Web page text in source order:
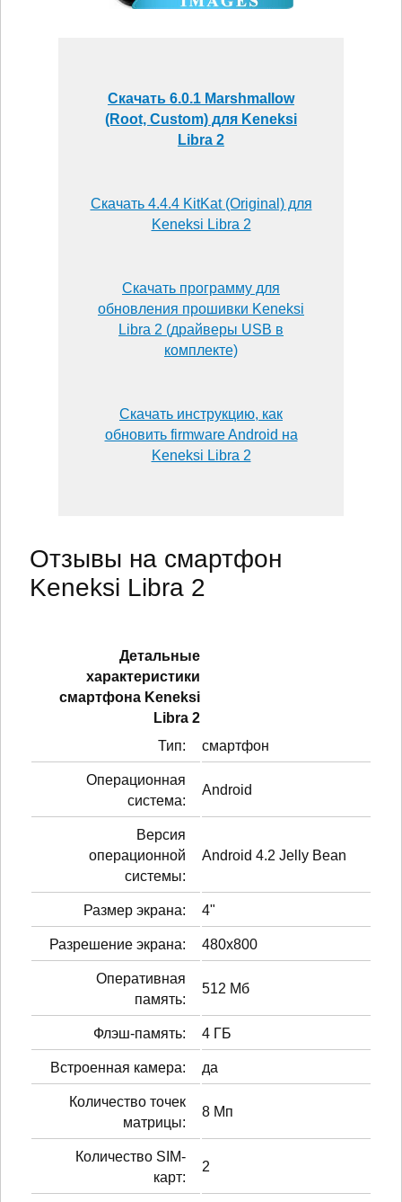
Скачать 6.0.1 Marshmallow
(Root, Custom) для Keneksi
Libra 2
Скачать 4.4.4 KitKat (Original) для
Keneksi Libra 2
Скачать программу для
обновления прошивки Keneksi
Libra 2 (драйверы USB в
комплекте)
Скачать инструкцию, как
обновить firmware Android на
Keneksi Libra 2
Отзывы на смартфон
Keneksi Libra 2
Детальные
характеристики
смартфонa Keneksi
Libra 2
Тип:
смартфон
Операционная
система:
Android
Версия
операционной
системы:
Android 4.2 Jelly Bean
Размер экрана: 4"
Разрешение экрана: 480x800
Оперативная
память:
512 Мб
Флэш-память: 4 ГБ
Встроенная камера: да
Количество точек
матрицы:
8 Мп
Количество SIM-
карт:
2